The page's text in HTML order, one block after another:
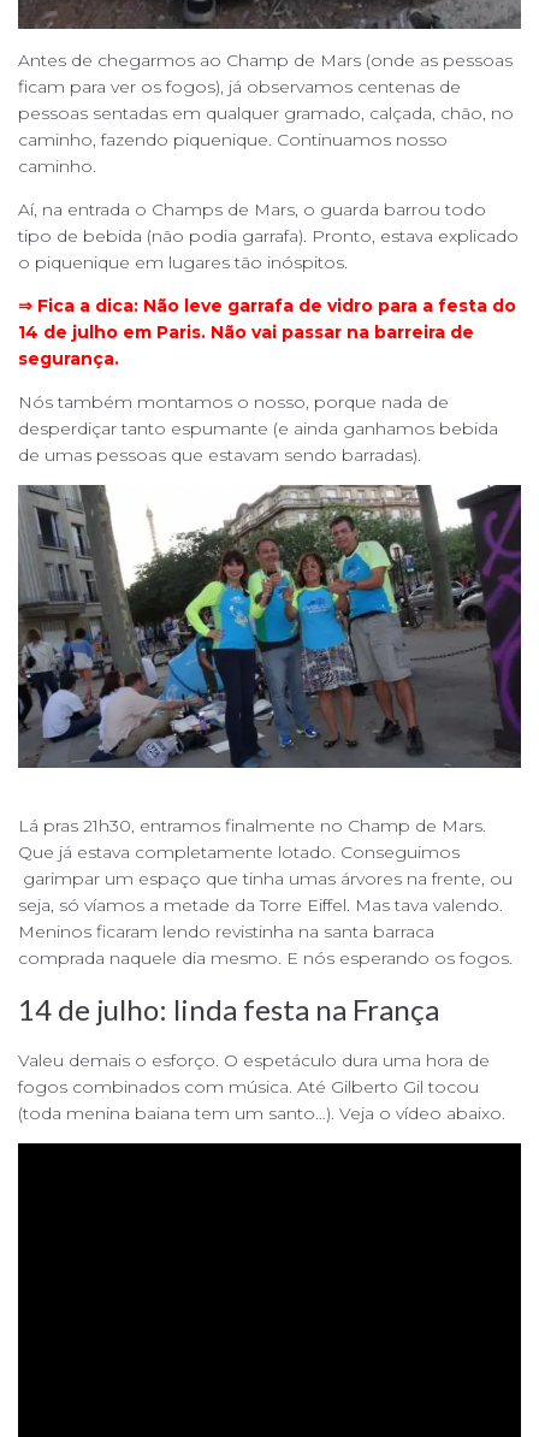
Antes de chegarmos ao Champ de Mars (onde as pessoas
ficam para ver os fogos), já observamos centenas de
pessoas sentadas em qualquer gramado, calçada, chão, no
caminho, fazendo piquenique. Continuamos nosso
caminho.
Aí, na entrada o Champs de Mars, o guarda barrou todo
tipo de bebida (não podia garrafa). Pronto, estava explicado
o piquenique em lugares tão inóspitos.
⇒ Fica a dica: Não leve garrafa de vidro para a festa do
14 de julho em Paris. Não vai passar na barreira de
segurança.
Nós também montamos o nosso, porque nada de
desperdiçar tanto espumante (e ainda ganhamos bebida
de umas pessoas que estavam sendo barradas).
Lá pras 21h30, entramos finalmente no Champ de Mars.
Que já estava completamente lotado. Conseguimos
garimpar um espaço que tinha umas árvores na frente, ou
seja, só víamos a metade da Torre Eiffel. Mas tava valendo.
Meninos ficaram lendo revistinha na santa barraca
comprada naquele dia mesmo. E nós esperando os fogos.
14 de julho: linda festa na França
Valeu demais o esforço. O espetáculo dura uma hora de
fogos combinados com música. Até Gilberto Gil tocou
(toda menina baiana tem um santo…). Veja o vídeo abaixo.